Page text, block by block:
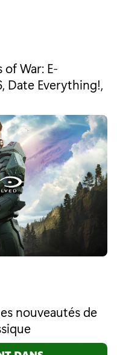
of War: E-
Date Everything!,
nouveautés de